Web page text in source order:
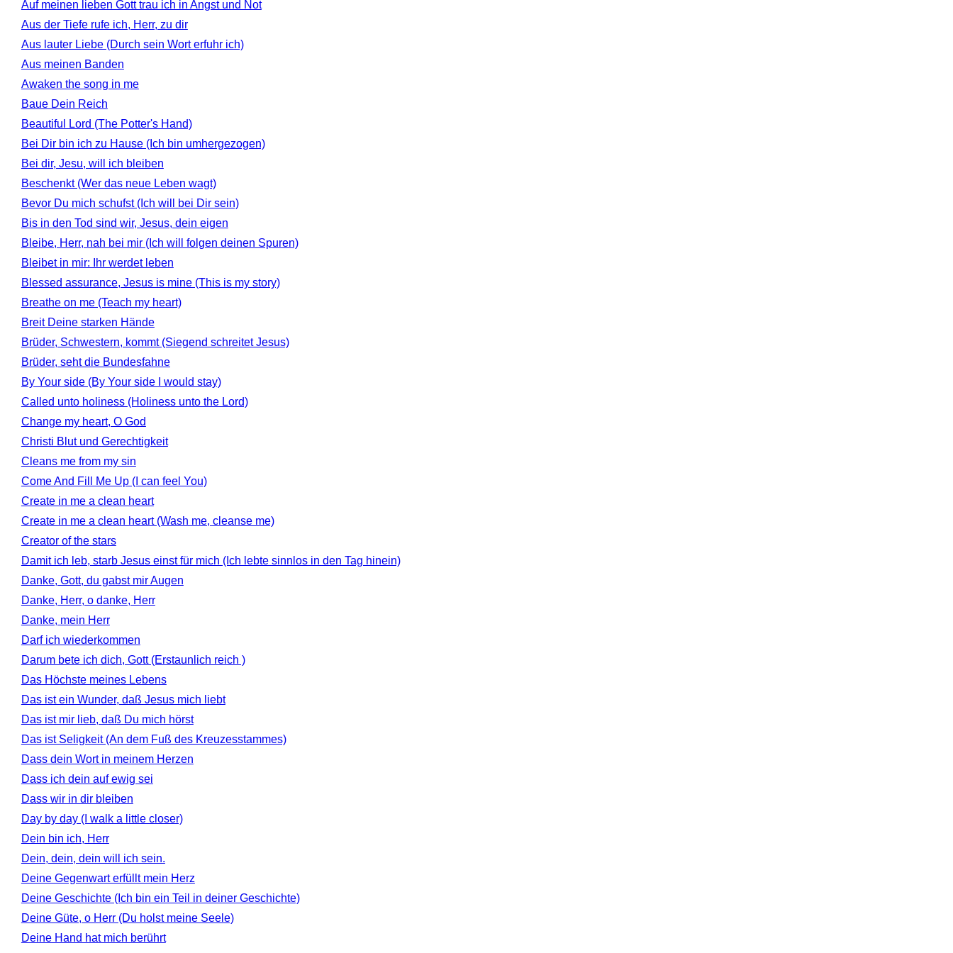
Auf meinen lieben Gott trau ich in Angst und Not
Aus der Tiefe rufe ich, Herr, zu dir
Aus lauter Liebe (Durch sein Wort erfuhr ich)
Aus meinen Banden
Awaken the song in me
Baue Dein Reich
Beautiful Lord (The Potter's Hand)
Bei Dir bin ich zu Hause (Ich bin umhergezogen)
Bei dir, Jesu, will ich bleiben
Beschenkt (Wer das neue Leben wagt)
Bevor Du mich schufst (Ich will bei Dir sein)
Bis in den Tod sind wir, Jesus, dein eigen
Bleibe, Herr, nah bei mir (Ich will folgen deinen Spuren)
Bleibet in mir: Ihr werdet leben
Blessed assurance, Jesus is mine (This is my story)
Breathe on me (Teach my heart)
Breit Deine starken Hände
Brüder, Schwestern, kommt (Siegend schreitet Jesus)
Brüder, seht die Bundesfahne
By Your side (By Your side I would stay)
Called unto holiness (Holiness unto the Lord)
Change my heart, O God
Christi Blut und Gerechtigkeit
Cleans me from my sin
Come And Fill Me Up (I can feel You)
Create in me a clean heart
Create in me a clean heart (Wash me, cleanse me)
Creator of the stars
Damit ich leb, starb Jesus einst für mich (Ich lebte sinnlos in den Tag hinein)
Danke, Gott, du gabst mir Augen
Danke, Herr, o danke, Herr
Danke, mein Herr
Darf ich wiederkommen
Darum bete ich dich, Gott (Erstaunlich reich )
Das Höchste meines Lebens
Das ist ein Wunder, daß Jesus mich liebt
Das ist mir lieb, daß Du mich hörst
Das ist Seligkeit (An dem Fuß des Kreuzesstammes)
Dass dein Wort in meinem Herzen
Dass ich dein auf ewig sei
Dass wir in dir bleiben
Day by day (I walk a little closer)
Dein bin ich, Herr
Dein, dein, dein will ich sein.
Deine Gegenwart erfüllt mein Herz
Deine Geschichte (Ich bin ein Teil in deiner Geschichte)
Deine Güte, o Herr (Du holst meine Seele)
Deine Hand hat mich berührt